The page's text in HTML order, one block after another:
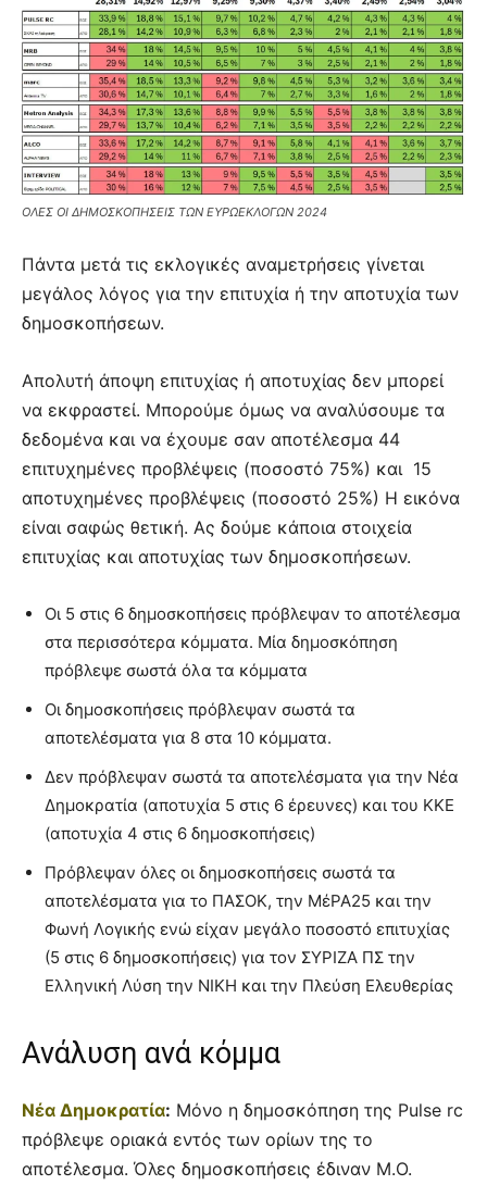
ΟΛΕΣ ΟΙ ΔΗΜΟΣΚΟΠΗΣΕΙΣ ΤΩΝ ΕΥΡΩΕΚΛΟΓΩΝ 2024
Πάντα μετά τις εκλογικές αναμετρήσεις γίνεται
μεγάλος λόγος για την επιτυχία ή την αποτυχία των
δημοσκοπήσεων.
Απολυτή άποψη επιτυχίας ή αποτυχίας δεν μπορεί
να εκφραστεί. Μπορούμε όμως να αναλύσουμε τα
δεδομένα και να έχουμε σαν αποτέλεσμα 44
επιτυχημένες προβλέψεις (ποσοστό 75%) και 15
αποτυχημένες προβλέψεις (ποσοστό 25%) Η εικόνα
είναι σαφώς θετική. Ας δούμε κάποια στοιχεία
επιτυχίας και αποτυχίας των δημοσκοπήσεων.
Οι 5 στις 6 δημοσκοπήσεις πρόβλεψαν το αποτέλεσμα
στα περισσότερα κόμματα. Μία δημοσκόπηση
πρόβλεψε σωστά όλα τα κόμματα
Οι δημοσκοπήσεις πρόβλεψαν σωστά τα
αποτελέσματα για 8 στα 10 κόμματα.
Δεν πρόβλεψαν σωστά τα αποτελέσματα για την Νέα
Δημοκρατία (αποτυχία 5 στις 6 έρευνες) και του ΚΚΕ
(αποτυχία 4 στις 6 δημοσκοπήσεις)
Πρόβλεψαν όλες οι δημοσκοπήσεις σωστά τα
αποτελέσματα για το ΠΑΣΟΚ, την ΜέΡΑ25 και την
Φωνή Λογικής ενώ είχαν μεγάλο ποσοστό επιτυχίας
(5 στις 6 δημοσκοπήσεις) για τον ΣΥΡΙΖΑ ΠΣ την
Ελληνική Λύση την ΝΙΚΗ και την Πλεύση Ελευθερίας
Ανάλυση ανά κόμμα
Νέα Δημοκρατία: Μόνο η δημοσκόπηση της Pulse rc
πρόβλεψε οριακά εντός των ορίων της το
αποτέλεσμα. Όλες δημοσκοπήσεις έδιναν Μ.Ο.